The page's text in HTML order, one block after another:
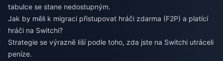
tabulce se stane nedostupným.
Jak by měli k migraci přistupovat hráči zdarma (F2P) a platící
hráči na Switchi?
Strategie se výrazně liší podle toho, zda jste na Switchi utráceli
peníze.